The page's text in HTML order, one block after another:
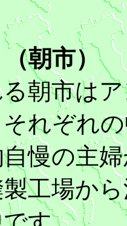
朝市）
朝市はア
れぞれ
慢の主
工場か